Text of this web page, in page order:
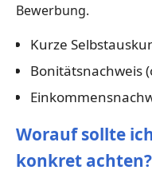
Bewerbung.
Kurze
Bonitätsnachweis
Worauf sollte
konkret achten?